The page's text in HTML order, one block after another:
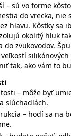
– sú vo forme
do vrecka, nie
hlavu. Kôstky sa
okolitý hluk
do zvukovodov.
tak, ako vám to
– môže byť
slúchadlách.
– hodí sa na